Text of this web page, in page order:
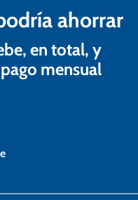
ahorrar
en total, y
mensual